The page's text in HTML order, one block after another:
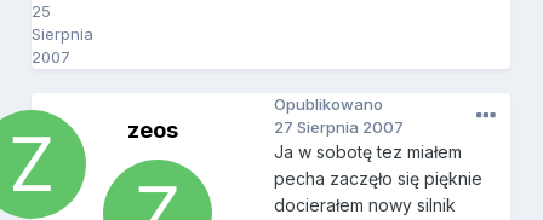
25
Sierpnia
2007
zeos
Opublikowano
27 Sierpnia 2007
Ja w sobotę tez miałem
pecha zaczęło się pięknie
docierałem nowy silnik